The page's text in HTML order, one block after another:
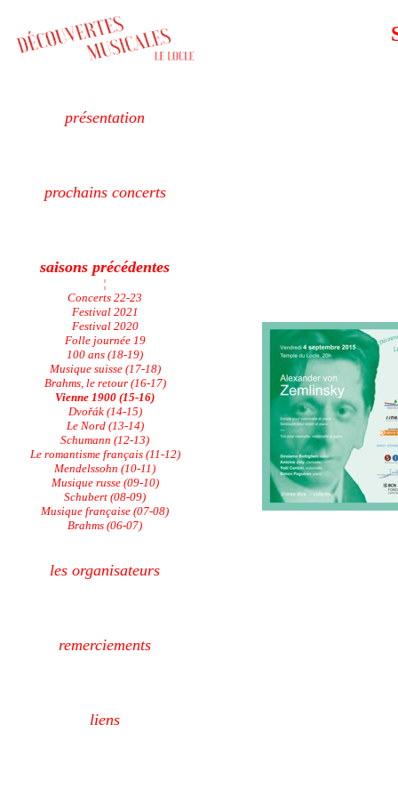
présentation
prochains concerts
saisons précédentes
¦
Concerts 22-23
Festival 2021
Festival 2020
Folle journée 19
100 ans (18-19)
Musique suisse (17-18)
Brahms, le retour (16-17)
Vienne 1900 (15-16)
Dvořák (14-15)
Le Nord (13-14)
Schumann (12-13)
Le romantisme français (11-12)
Mendelssohn (10-11)
Musique russe (09-10)
Schubert (08-09)
Musique française (07-08)
Brahms (06-07)
les organisateurs
remerciements
liens